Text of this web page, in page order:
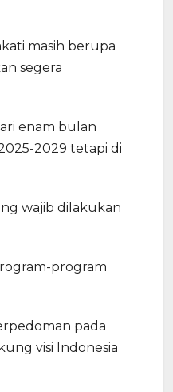
masih berupa
segera
enam bulan
2029 tetapi di
wajib dilakukan
program
pada
visi Indonesia